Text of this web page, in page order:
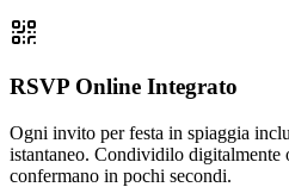
RSVP Online Integrato
Ogni invito per festa in spiaggia
istantaneo. Condividilo
confermano in pochi secondi.